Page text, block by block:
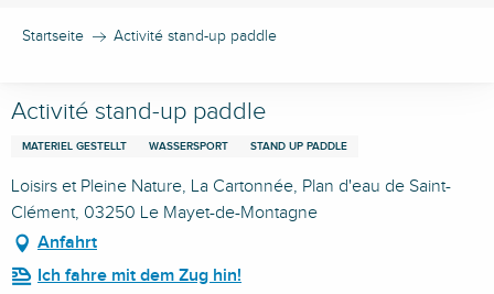
Startseite Activité stand-up paddle
Activité stand-up paddle
MATERIEL GESTELLT WASSERSPORT STAND UP PADDLE
Loisirs et Pleine Nature, La Cartonnée, Plan d'eau de Saint-
Clément, 03250 Le Mayet-de-Montagne
Anfahrt
Ich fahre mit dem Zug hin!